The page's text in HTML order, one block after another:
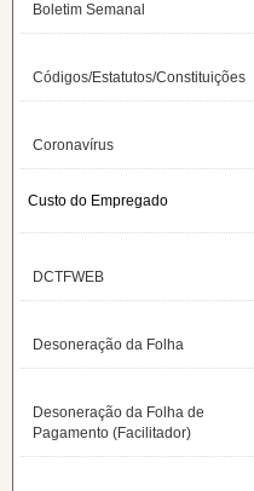
Boletim Semanal
Códigos/Estatutos/Constituições
Coronavírus
Custo do Empregado
DCTFWEB
Desoneração da Folha
Desoneração da Folha de
Pagamento (Facilitador)